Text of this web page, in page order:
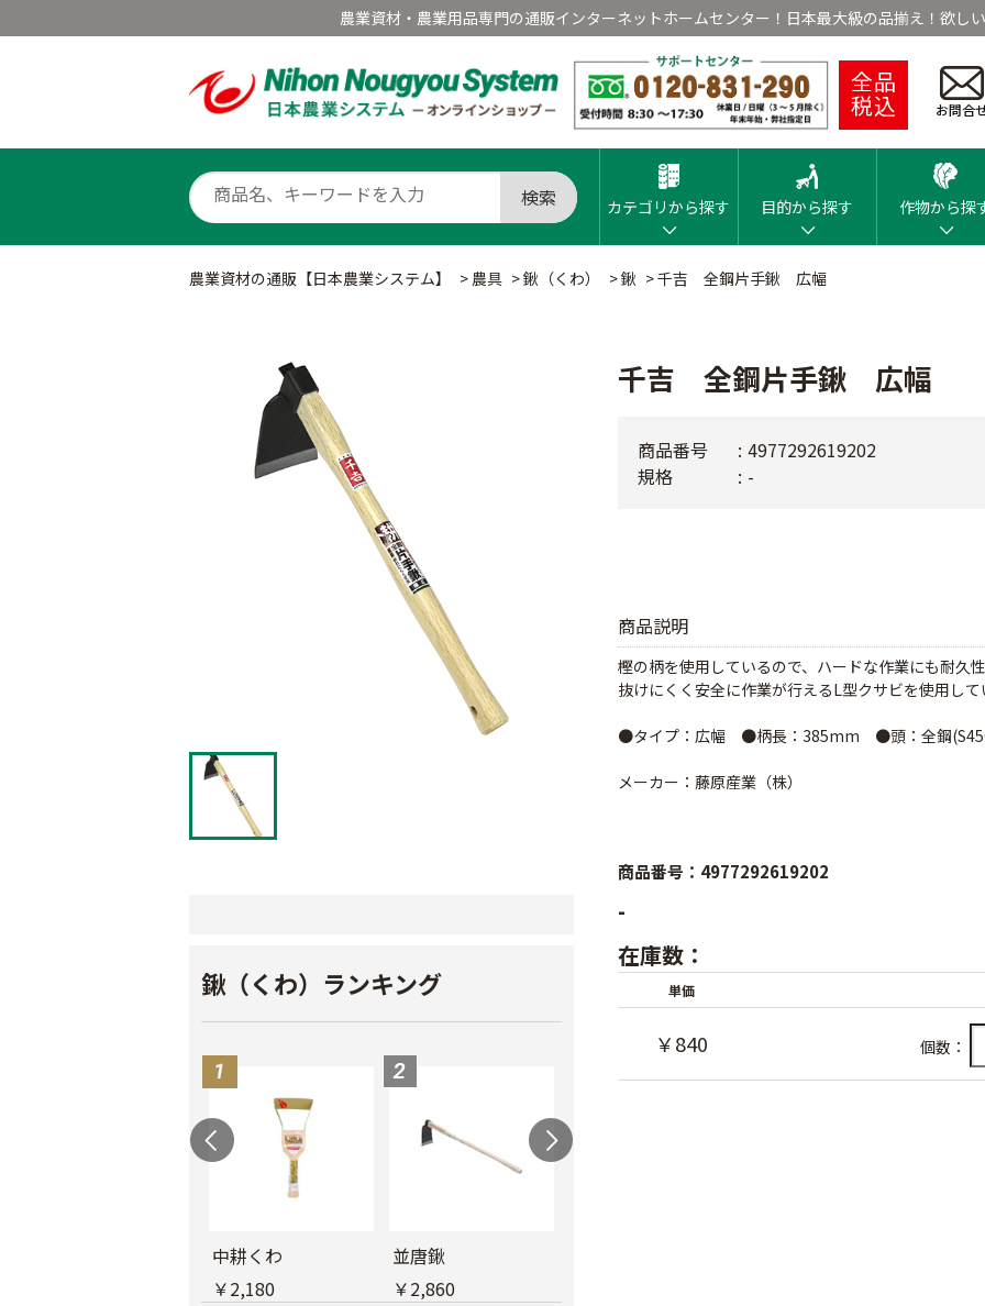
農業資材・農業用品専門の通販インターネットホームセンター！日本最大級の品揃え！欲し
全品
税込 お問合
検索 カテゴリから探す 目的から探す 作物から探
農業資材の通販【日本農業システム】 > 農具 >鍬（くわ） >鍬 >千吉 全鋼片手鍬 広幅
鍬（くわ）ランキング
中耕くわ
￥2,180
並唐鍬
￥2,860
千吉 全鋼片手鍬 広幅
商品説明
樫の柄を使用しているので、ハードな作業にも耐久
抜けにくく安全に作業が行えるL型クサビを使用して
●タイプ：広幅 ●柄長：385mm ●頭：全鋼
メーカー：藤原産業（株）
商品番号
4977292619202
規格
-
商品番号：4977292619202
-
在庫数：
単価
￥840 個数：